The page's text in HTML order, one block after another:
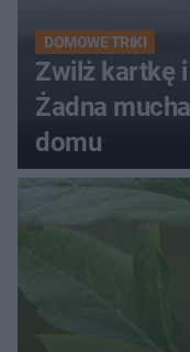
DOMOWE TRIKI
Zwilż kartkę
Żadna
domu